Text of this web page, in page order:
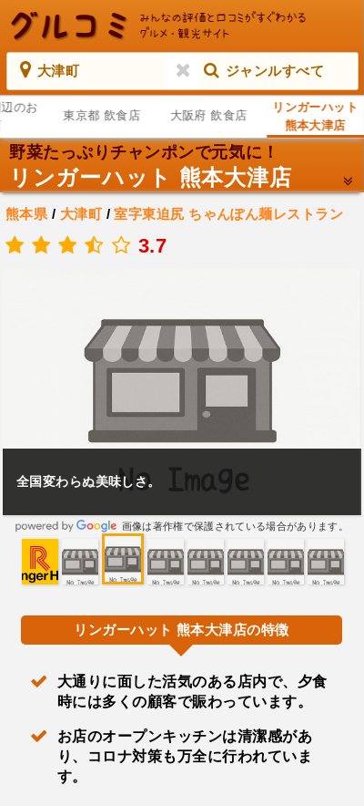
大津町 ジャンルすべて
のお
東京都 飲食店 大阪府 飲食店
リンガーハット
熊本大津店
野菜たっぷりチャンポンで元気に！
リンガーハット 熊本大津店
熊本県 / 大津町/室字東迫尻 ちゃんぽん麺レストラン
3.7
全国変わらぬ美味しさ。
画像は著作権で保護されている場合があります。
リンガーハット 熊本大津店の特徴
大通りに面した活気のある店内で、夕食
時には多くの顧客で賑わっています。
お店のオープンキッチンは清潔感があ
り、コロナ対策も万全に行われていま
す。